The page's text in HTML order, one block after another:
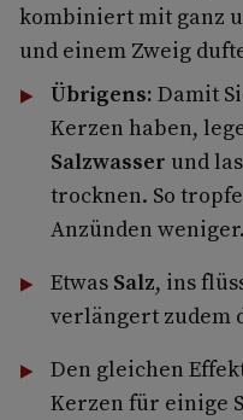
kombiniert mit ganz
und einem Zweig
Übrigens: Damit
Kerzen haben,
Salzwasser und
trocknen. So
Anzünden weniger.
Etwas Salz, ins
verlängert zudem
Den gleichen
Kerzen für einige